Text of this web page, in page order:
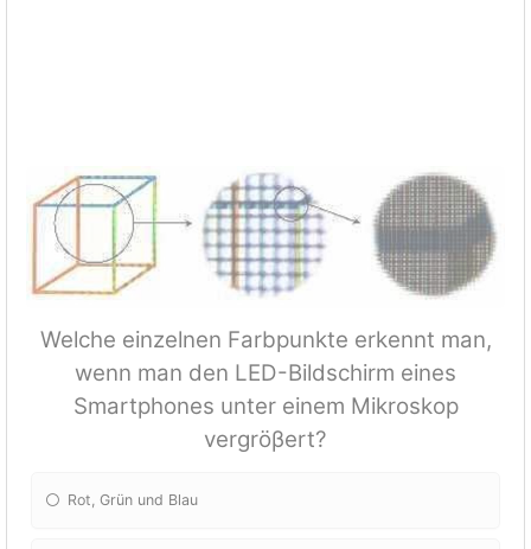
Welche einzelnen Farbpunkte erkennt man,
wenn man den LED-Bildschirm eines
Smartphones unter einem Mikroskop
vergröβert?
Rot, Grün und Blau